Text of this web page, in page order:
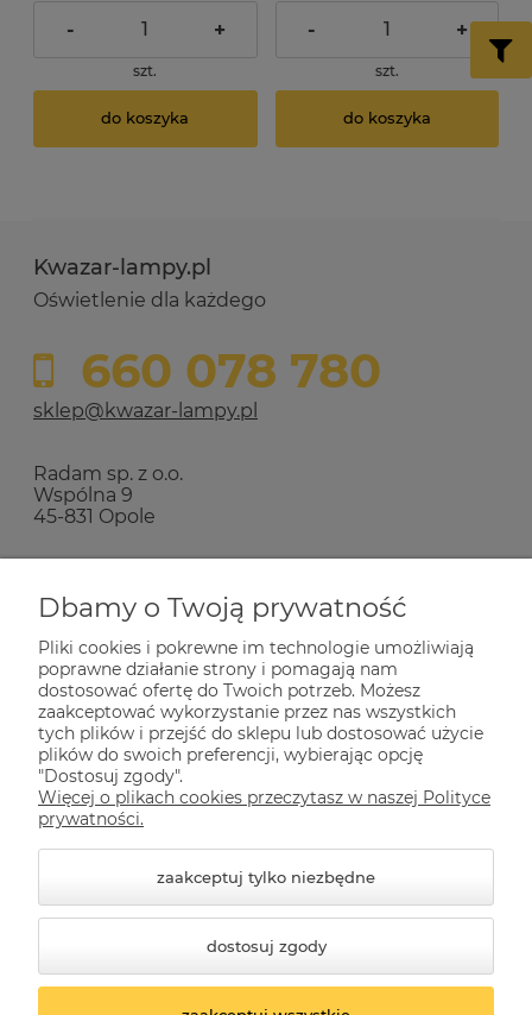
- +
szt.
do koszyka
- +
szt.
do koszyka
Kwazar-lampy.pl
Oświetlenie dla każdego
660 078 780
sklep@kwazar-lampy.pl
Radam sp. z o.o.
Wspólna 9
45-831 Opole
Zakupy
Pomoc
Dla Ciebie
Informacje
Dbamy o Twoją prywatność
Pliki cookies i pokrewne im technologie umożliwiają
poprawne działanie strony i pomagają nam
dostosować ofertę do Twoich potrzeb. Możesz
zaakceptować wykorzystanie przez nas wszystkich
tych plików i przejść do sklepu lub dostosować użycie
plików do swoich preferencji, wybierając opcję
"Dostosuj zgody".
Więcej o plikach cookies przeczytasz w naszej Polityce
prywatności.
zaakceptuj tylko niezbędne
dostosuj zgody